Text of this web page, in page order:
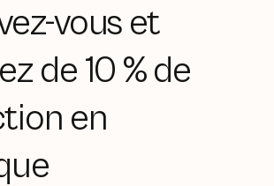
vous et
de 10 % de
en